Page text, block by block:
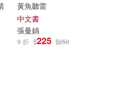
黃魚聽雷
中文書
張曼娟
9 折 $225 $250